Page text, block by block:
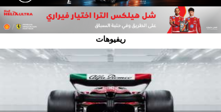
ريفيوهات